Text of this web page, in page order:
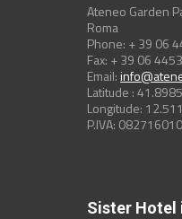
Ateneo Garden
Roma
Phone: + 39 06
Fax: + 39 06
Email:
Latitude :
Longitude:
P.IVA:
Sister Hotel